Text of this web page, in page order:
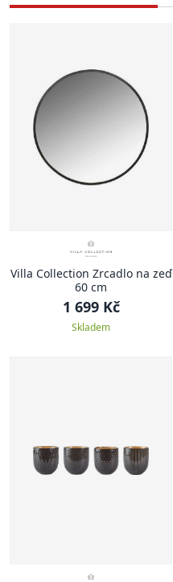
Villa Collection Zrcadlo na zeď
60 cm
1 699 Kč
Skladem